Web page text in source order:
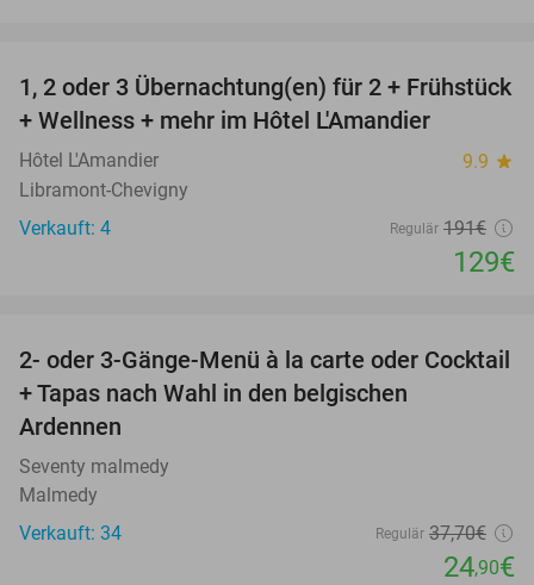
32%
TODAY
1, 2 oder 3 Übernachtung(en) für 2 + Frühstück
+ Wellness + mehr im Hôtel L'Amandier
Hôtel L'Amandier 9.9 star
Libramont-Chevigny
Verkauft: 4
Regulär 191€
129€
34%
2- oder 3-Gänge-Menü à la carte oder Cocktail
+ Tapas nach Wahl in den belgischen
Ardennen
Seventy malmedy
Malmedy
Verkauft: 34
Regulär 37,70€
24,90€